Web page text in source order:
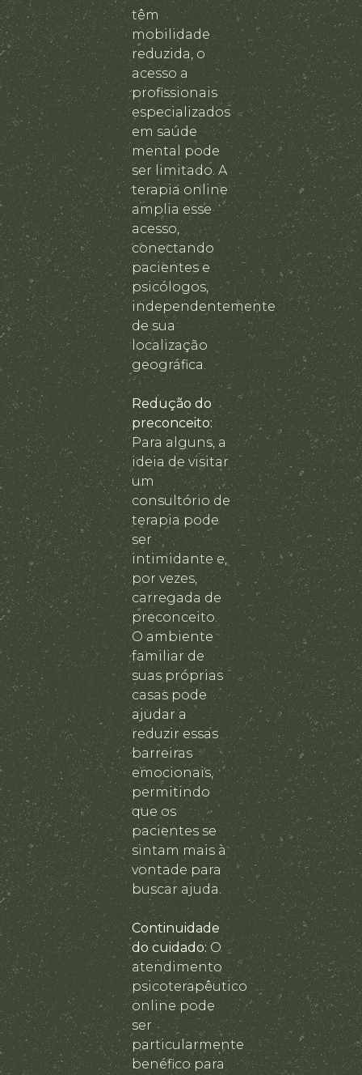
têm
mobilidade
reduzida, o
acesso a
profissionais
especializados
em saúde
mental pode
ser limitado. A
terapia online
amplia esse
acesso,
conectando
pacientes e
psicólogos,
independentemente
de sua
localização
geográfica.
Redução do
preconceito:
Para alguns, a
ideia de visitar
um
consultório de
terapia pode
ser
intimidante e,
por vezes,
carregada de
preconceito.
O ambiente
familiar de
suas próprias
casas pode
ajudar a
reduzir essas
barreiras
emocionais,
permitindo
que os
pacientes se
sintam mais à
vontade para
buscar ajuda.
Continuidade
do cuidado:O
atendimento
psicoterapêutico
online pode
ser
particularmente
benéfico para